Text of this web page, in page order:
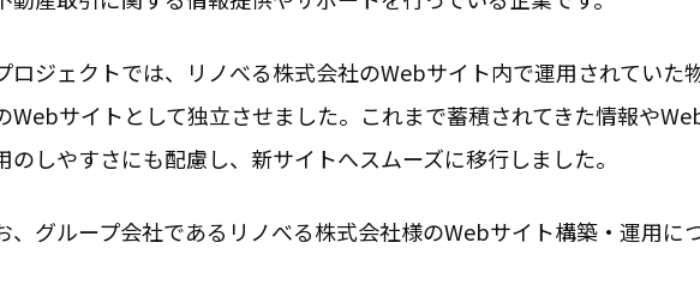
ロジェクトでは、リノべる株式会社のWebサイト内で運用されていた
Webサイトとして独立させました。これまで蓄積されてきた情報や
のしやすさにも配慮し、新サイトへスムーズに移行しました。
、グループ会社であるリノべる株式会社様のWebサイト構築・運用に